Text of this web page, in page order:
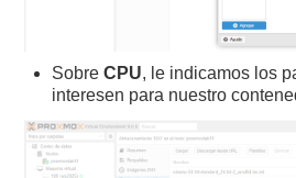
SobreCPU, le indicamos los
interesen para nuestro